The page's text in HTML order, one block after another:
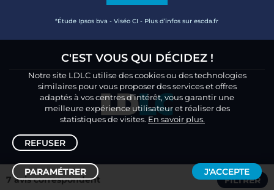
7 avis correspondent FILTRER
Trier /Filtrer
*Étude Ipsos bva - Viséo CI - Plus d’infos sur escda.fr
C'EST VOUS QUI DÉCIDEZ !
Notre site LDLC utilise des cookies ou des technologies
similaires pour vous proposer des services et offres
adaptés à vos centres d’intérêt, vous garantir une
meilleure expérience utilisateur et réaliser des
statistiques de visites. En savoir plus.
REFUSER
PARAMÉTRER J'ACCEPTE